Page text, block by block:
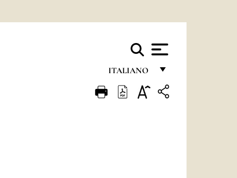
ITALIANO
FRANÇAIS